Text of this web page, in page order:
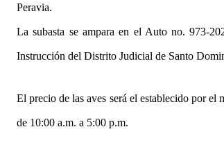
Peravia.
La subasta se ampara en el Auto no. 973-
Instrucción del Distrito Judicial de Santo
El precio de las aves será el establecido por el
de 10:00 a.m. a 5:00 p.m.